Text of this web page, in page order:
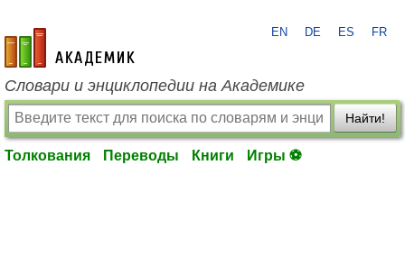
academic.ru
EN DE ES FR
Словари и энциклопедии на Академике
Найти!
Толкования Переводы Книги Игры ⚽